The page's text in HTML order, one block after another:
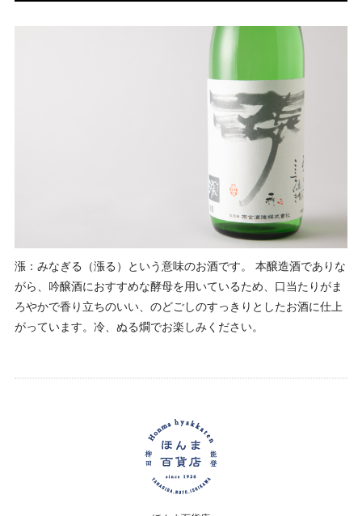
漲：みなぎる（漲る）という意味のお酒です。 本醸造酒でありな
がら、吟醸酒におすすめな酵母を用いているため、口当たりがま
ろやかで香り立ちのいい、のどごしのすっきりとしたお酒に仕上
がっています。冷、ぬる燗でお楽しみください。